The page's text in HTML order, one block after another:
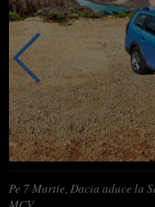
Pe 7 Martie, Dacia aduce la